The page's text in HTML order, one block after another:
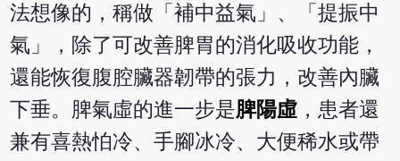
法想像的，稱做「補中益氣」、「提振中
氣」，除了可改善脾胃的消化吸收功能，
還能恢復腹腔臟器韌帶的張力，改善內臟
下垂。脾氣虛的進一步是脾陽虛 ，患者還
兼有喜熱怕冷、手腳冰冷、大便稀水或帶